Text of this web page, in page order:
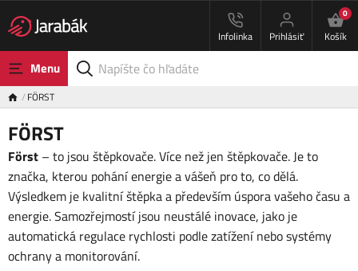
Infolinka Prihlásiť
0
Košík
Menu
FÖRST
FÖRST
Först – to jsou štěpkovače. Více než jen štěpkovače. Je to
značka, kterou pohání energie a vášeň pro to, co dělá.
Výsledkem je kvalitní štěpka a především úspora vašeho času a
energie. Samozřejmostí jsou neustálé inovace, jako je
automatická regulace rychlosti podle zatížení nebo systémy
ochrany a monitorování.